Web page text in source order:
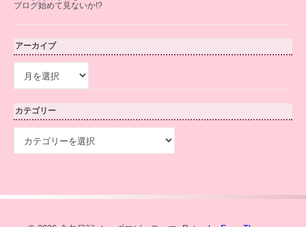
ブログ始めて見ないか!?
アーカイブ
イ
ブ
カテゴリー